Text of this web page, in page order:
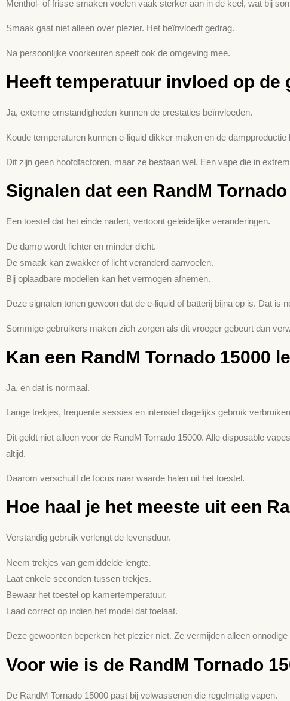
Menthol- of frisse smaken voelen vaak sterker aan in de keel, wat bij
Smaak gaat niet alleen over plezier. Het beïnvloedt gedrag.
Na persoonlijke voorkeuren speelt ook de omgeving mee.
Heeft temperatuur invloed op de
Ja, externe omstandigheden kunnen de prestaties beïnvloeden.
Koude temperaturen kunnen e-liquid dikker maken en de
Dit zijn geen hoofd­factoren, maar ze bestaan wel. Een vape die in
Signalen dat een RandM
Een toestel dat het einde nadert, vertoont geleidelijke veranderingen.
De damp wordt lichter en minder dicht.
De smaak kan zwakker of licht veranderd aanvoelen.
Bij oplaadbare modellen kan het vermogen afnemen.
Deze signalen tonen gewoon dat de e-liquid of batterij bijna op is. Dat is
Sommige gebruikers maken zich zorgen als dit vroeger gebeurt dan
Kan een RandM Tornado 15000
Ja, en dat is normaal.
Lange trekjes, frequente sessies en intensief dagelijks gebruik
Dit geldt niet alleen voor de RandM Tornado 15000. Alle disposable
altijd.
Daarom verschuift de focus naar waarde halen uit het toestel.
Hoe haal je het meeste uit een
Verstandig gebruik verlengt de levensduur.
Neem trekjes van gemiddelde lengte.
Laat enkele seconden tussen trekjes.
Bewaar het toestel op kamertemperatuur.
Laad correct op indien het model dat toelaat.
Deze gewoonten beperken het plezier niet. Ze vermijden alleen
Voor wie is de RandM Tornado
De RandM Tornado 15000 past bij volwassenen die regelmatig vapen.